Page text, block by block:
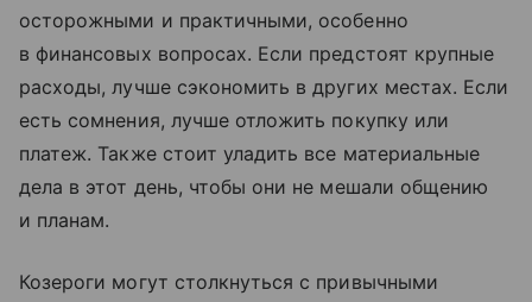
осторожными и практичными, особенно
в финансовых вопросах. Если предстоят крупные
расходы, лучше сэкономить в других местах. Если
есть сомнения, лучше отложить покупку или
платеж. Также стоит уладить все материальные
дела в этот день, чтобы они не мешали общению
и планам.
Козероги могут столкнуться с привычными